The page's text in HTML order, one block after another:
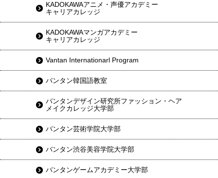
KADOKAWAアニメ・声優アカデミー
キャリアカレッジ
KADOKAWAマンガアカデミー
キャリアカレッジ
Vantan Internationarl Program
バンタン韓国語教室
バンタンデザイン研究所ファッション・ヘア
メイクカレッジ大学部
バンタン芸術学院大学部
バンタン渋谷美容学院大学部
バンタンゲームアカデミー大学部